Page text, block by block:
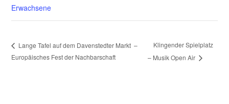
Erwachsene
Lange Tafel auf dem Davenstedter Markt –
Europäisches Fest der Nachbarschaft
Klingender Spielplatz
– Musik Open Air